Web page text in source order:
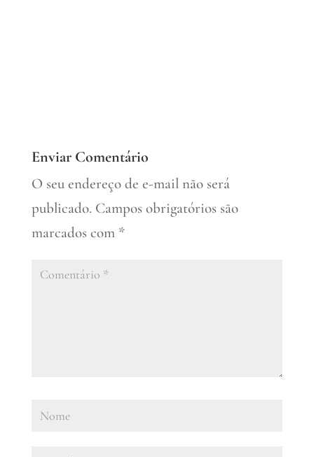
Enviar Comentário
O seu endereço de e-mail não será
publicado. Campos obrigatórios são
marcados com *